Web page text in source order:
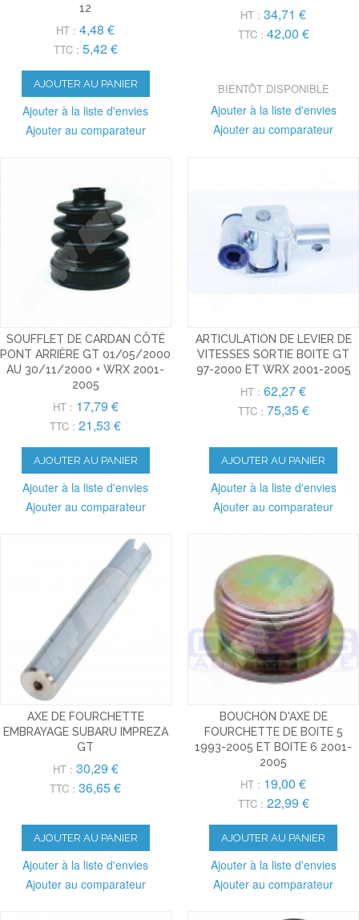
12
HT : 4,48 €
TTC : 5,42 €
AJOUTER AU PANIER
Ajouter à la liste d'envies
Ajouter au comparateur
HT : 34,71 €
TTC : 42,00 €
BIENTÔT DISPONIBLE
Ajouter à la liste d'envies
Ajouter au comparateur
SOUFFLET DE CARDAN CÔTÉ
PONT ARRIÈRE GT 01/05/2000
AU 30/11/2000 + WRX 2001-
2005
HT : 17,79 €
TTC : 21,53 €
AJOUTER AU PANIER
Ajouter à la liste d'envies
Ajouter au comparateur
ARTICULATION DE LEVIER DE
VITESSES SORTIE BOITE GT
97-2000 ET WRX 2001-2005
HT : 62,27 €
TTC : 75,35 €
AJOUTER AU PANIER
Ajouter à la liste d'envies
Ajouter au comparateur
AXE DE FOURCHETTE
EMBRAYAGE SUBARU IMPREZA
GT
HT : 30,29 €
TTC : 36,65 €
AJOUTER AU PANIER
Ajouter à la liste d'envies
Ajouter au comparateur
BOUCHON D'AXE DE
FOURCHETTE DE BOITE 5
1993-2005 ET BOITE 6 2001-
2005
HT : 19,00 €
TTC : 22,99 €
AJOUTER AU PANIER
Ajouter à la liste d'envies
Ajouter au comparateur